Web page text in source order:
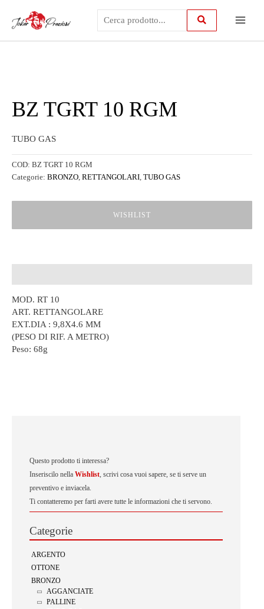
contenuto
Questo prodotto ti interessa?
Inseriscilo nella Wishlist, scrivi cosa vuoi sapere, se ti serve un
preventivo e inviacela.
Ti contatteremo per farti avere tutte le informazioni che ti servono.
Categorie
ARGENTO
OTTONE
BRONZO
AGGANCIATE
PALLINE
BZ TGRT 10 RGM
TUBO GAS
COD: BZ TGRT 10 RGM
Categorie: BRONZO, RETTANGOLARI, TUBO GAS
WISHLIST
MOD. RT 10
ART. RETTANGOLARE
EXT.DIA : 9,8X4.6 MM
(PESO DI RIF. A METRO)
Peso: 68g